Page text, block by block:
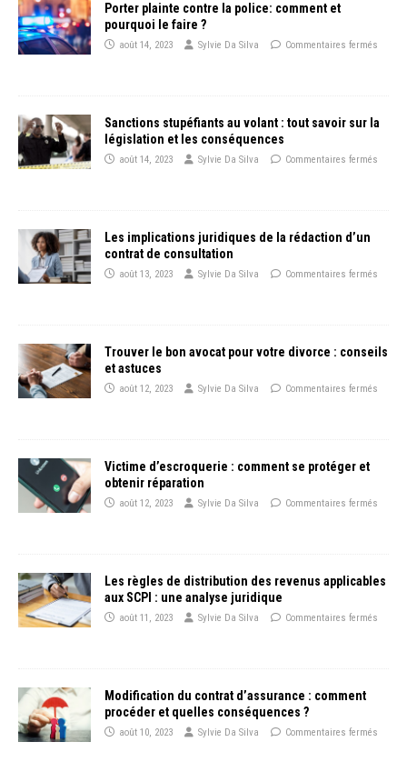
Porter plainte contre la police: comment et
pourquoi le faire ?
août 14, 2023 Sylvie Da Silva Commentaires fermés
Sanctions stupéfiants au volant : tout savoir sur la
législation et les conséquences
août 14, 2023 Sylvie Da Silva Commentaires fermés
Les implications juridiques de la rédaction d’un
contrat de consultation
août 13, 2023 Sylvie Da Silva Commentaires fermés
Trouver le bon avocat pour votre divorce : conseils
et astuces
août 12, 2023 Sylvie Da Silva Commentaires fermés
Victime d’escroquerie : comment se protéger et
obtenir réparation
août 12, 2023 Sylvie Da Silva Commentaires fermés
Les règles de distribution des revenus applicables
aux SCPI : une analyse juridique
août 11, 2023 Sylvie Da Silva Commentaires fermés
Modification du contrat d’assurance : comment
procéder et quelles conséquences ?
août 10, 2023 Sylvie Da Silva Commentaires fermés